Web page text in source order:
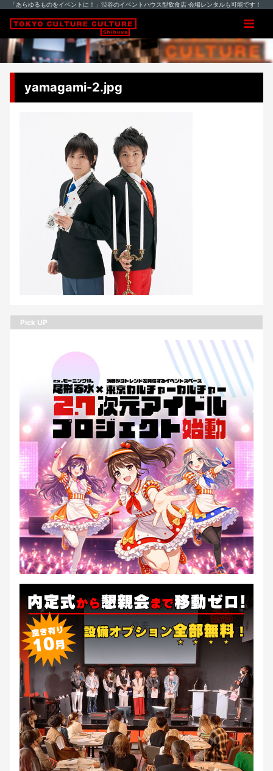
「あらゆるものをイベントに！」渋谷のイベントハウス型飲食店 会場レンタルも可能です！
yamagami-2.jpg
Pick UP